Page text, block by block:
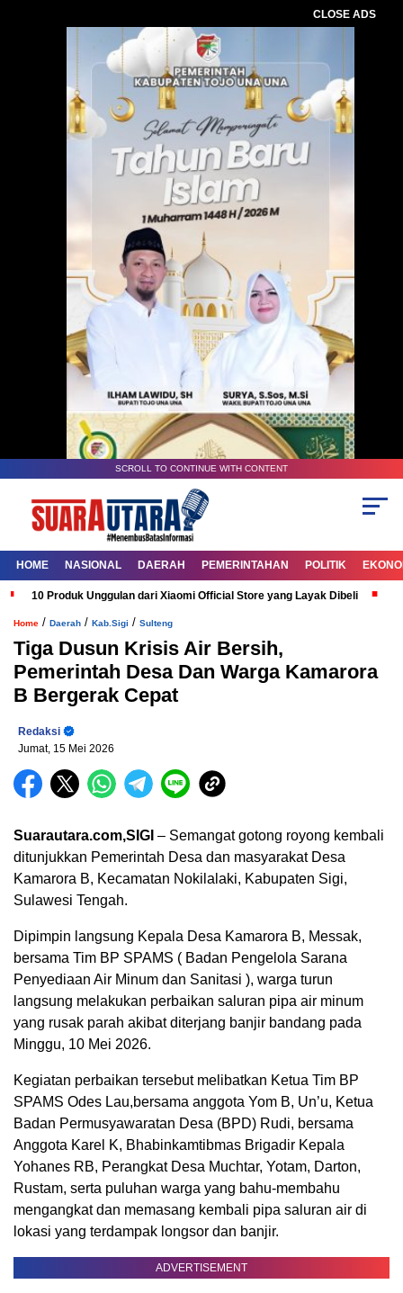
CLOSE ADS
SCROLL TO CONTINUE WITH CONTENT
HOME NASIONAL DAERAH PEMERINTAHAN POLITIK
10 Produk Unggulan dari Xiaomi Official Store yang Layak Dibeli
Home / Daerah / Kab.Sigi / Sulteng
Tiga Dusun Krisis Air Bersih,
Pemerintah Desa Dan Warga Kamarora
B Bergerak Cepat
Redaksi
Jumat, 15 Mei 2026
Suarautara.com,SIGI – Semangat gotong royong kembali
ditunjukkan Pemerintah Desa dan masyarakat Desa
Kamarora B, Kecamatan Nokilalaki, Kabupaten Sigi,
Sulawesi Tengah.
Dipimpin langsung Kepala Desa Kamarora B, Messak,
bersama Tim BP SPAMS ( Badan Pengelola Sarana
Penyediaan Air Minum dan Sanitasi ), warga turun
langsung melakukan perbaikan saluran pipa air minum
yang rusak parah akibat diterjang banjir bandang pada
Minggu, 10 Mei 2026.
Kegiatan perbaikan tersebut melibatkan Ketua Tim BP
SPAMS Odes Lau,bersama anggota Yom B, Un’u, Ketua
Badan Permusyawaratan Desa (BPD) Rudi, bersama
Anggota Karel K, Bhabinkamtibmas Brigadir Kepala
Yohanes RB, Perangkat Desa Muchtar, Yotam, Darton,
Rustam, serta puluhan warga yang bahu-membahu
mengangkat dan memasang kembali pipa saluran air di
lokasi yang terdampak longsor dan banjir.
ADVERTISEMENT